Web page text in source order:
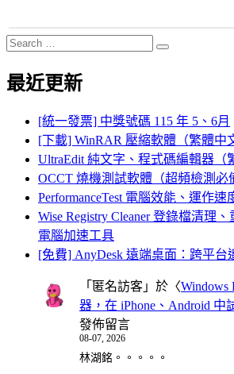
Search
for:
Search
最近更新
[統一發票] 中獎號碼 115 年 5、6月
[下載] WinRAR 壓縮軟體（繁體中
UltraEdit 純文字、程式碼編輯器（
OCCT 燒機測試軟體（超頻檢測必
PerformanceTest 電腦效能、運作
Wise Registry Cleaner 登錄檔清理
電腦加速工具
[免費] AnyDesk 遠端桌面：跨平台
「 匿名訪客 」於〈Windows
器，在 iPhone、Android 中
發佈留言
08-07, 2026
林湖銘。。。。。